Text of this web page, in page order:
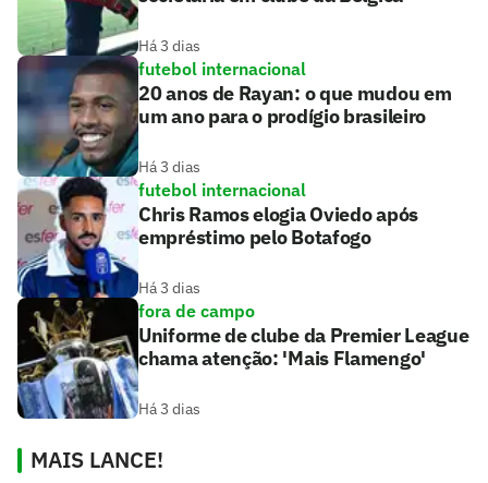
Há 3 dias
futebol internacional
20 anos de Rayan: o que mudou em
um ano para o prodígio brasileiro
Há 3 dias
futebol internacional
Chris Ramos elogia Oviedo após
empréstimo pelo Botafogo
Há 3 dias
fora de campo
Uniforme de clube da Premier League
chama atenção: 'Mais Flamengo'
Há 3 dias
MAIS LANCE!